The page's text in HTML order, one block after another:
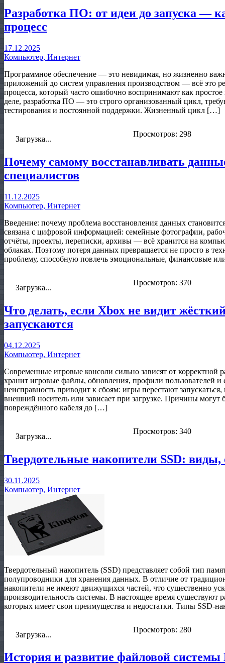
Разработка ПО: от идеи до запуска —
процесс
17.12.2025
Компьютер, Интернет
Программное обеспечение — это невидимая, но жизненно
приложений до систем управления производством — всё это
процесса, который часто ошибочно воспринимают как
деле, разработка ПО — это строго организованный цикл,
тестирования и постоянной поддержки. Жизненный цикл […]
Загрузка...
Просмотров: 298
Почему самому восстанавливать
специалистов
11.12.2025
Компьютер, Интернет
Введение: почему проблема восстановления данных
связана с цифровой информацией: семейные фотографии,
отчёты, проекты, переписки, архивы — всё хранится на
облаках. Поэтому потеря данных превращается не просто в
проблему, способную повлечь эмоциональные, финансовые
Загрузка...
Просмотров: 370
Что делать, если Xbox не видит
запускаются
04.12.2025
Компьютер, Интернет
Современные игровые консоли сильно зависят от корректной
хранит игровые файлы, обновления, профили пользователей
неисправность приводит к сбоям: игры перестают
внешний носитель или зависает при загрузке. Причины
повреждённого кабеля до […]
Загрузка...
Просмотров: 340
Твердотельные накопители SSD: виды,
30.11.2025
Компьютер, Интернет
Твердотельный накопитель (SSD) представляет собой тип
полупроводники для хранения данных. В отличие от
накопители не имеют движущихся частей, что существенно
производительность системы. В настоящее время
которых имеет свои преимущества и недостатки. Типы SSD-
Загрузка...
Просмотров: 280
История и развитие файловой